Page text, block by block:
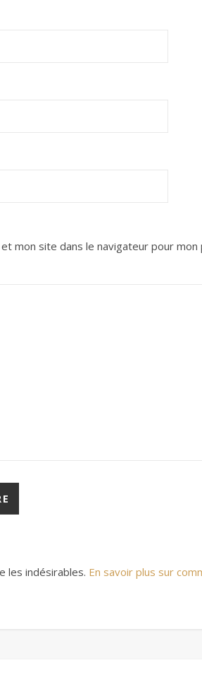
mon site dans le navigateur pour mon
les indésirables. En savoir plus sur